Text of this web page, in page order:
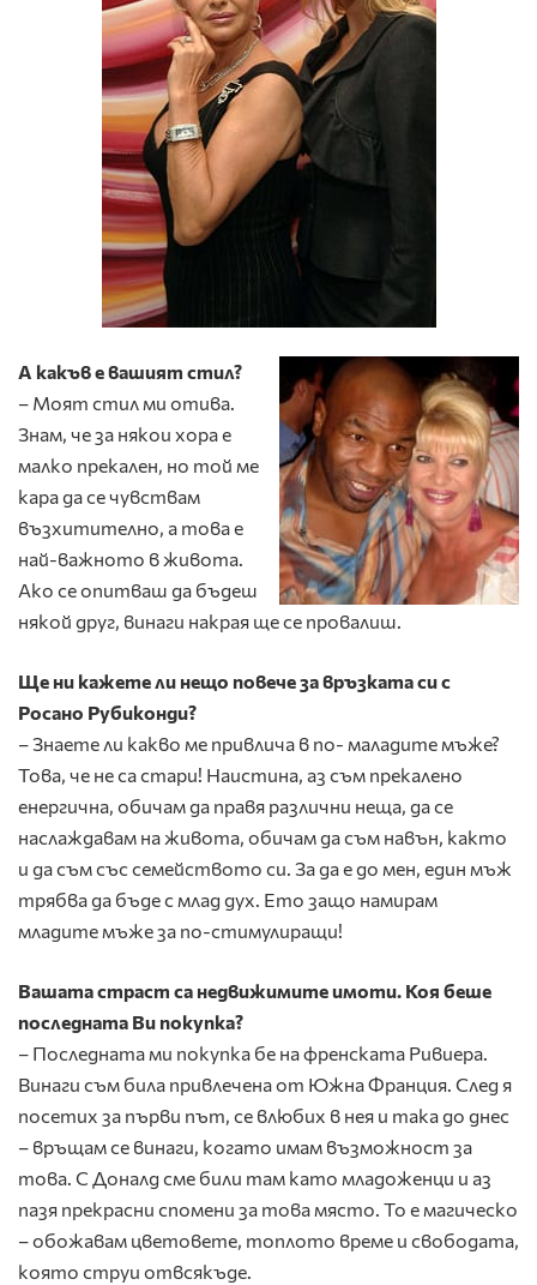
А какъв е вашият стил?
– Моят стил ми отива.
Знам, че за някои хора е
малко прекален, но той ме
кара да се чувствам
възхитително, а това е
най-важното в живота.
Ако се опитваш да бъдеш
някой друг, винаги накрая ще се провалиш.
Ще ни кажете ли нещо повече за връзката си с
Росано Рубиконди?
– Знаете ли какво ме привлича в по- маладите мъже?
Това, че не са стари! Наистина, аз съм прекалено
енергична, обичам да правя различни неща, да се
наслаждавам на живота, обичам да съм навън, както
и да съм със семейството си. За да е до мен, един мъж
трябва да бъде с млад дух. Ето защо намирам
младите мъже за по-стимулиращи!
Вашата страст са недвижимите имоти. Коя беше
последната Ви покупка?
– Последната ми покупка бе на френската Ривиера.
Винаги съм била привлечена от Южна Франция. След я
посетих за първи път, се влюбих в нея и така до днес
– връщам се винаги, когато имам възможност за
това. С Доналд сме били там като младоженци и аз
пазя прекрасни спомени за това място. То е магическо
– обожавам цветовете, топлото време и свободата,
която струи отвсякъде.